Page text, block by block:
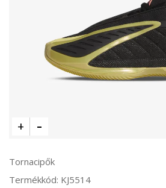
Tornacipők
Termékkód: KJ5514